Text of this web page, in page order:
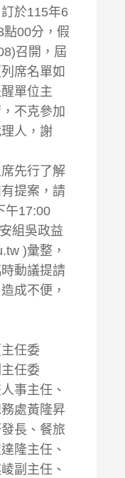
於115年6
點00分，假
召開，屆
席名單如
單位主
不克參加
人，謝
先行了解
提案，請
午17:00
組吳政益
)彙整，
動議提請
成不便，
任委
任委
事主任、
處黃隆昇
長、餐旅
隆主任、
副主任、